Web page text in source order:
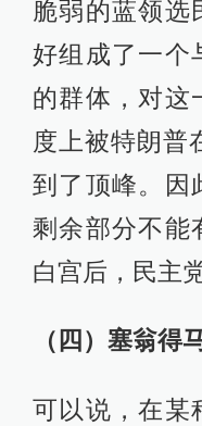
脆弱的蓝领选
好组成了一个
的群体，对这
度上被特朗普
到了顶峰。因
剩余部分不能
白宫后，民主
（四）塞翁得
可以说，在某